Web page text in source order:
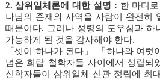
2. 삼위일체론에 대한 설명 : 한 마디
나님의 존재와 사역을 사람이 완전히
때문이다. 그러나 성령의 도우심과
가능하게 된 것을 감사해야 한다.
「셋이 하나가 된다」 「하나와 여
념은 희랍 철학자들 사이에서 성립되
신학자들이 삼위일체 신관 정립에 최